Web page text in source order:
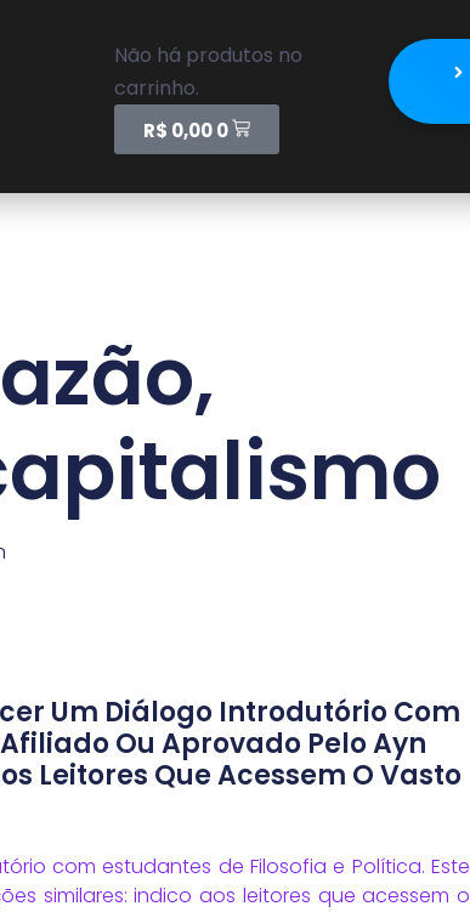
Não há produtos no
carrinho.
R$ 0,000
Um Diálogo Introdutório Com
Ou Aprovado Pelo Ayn
Leitores Que Acessem O Vasto
com estudantes de Filosofia e Política. Este
similares: indico aos leitores que acessem o